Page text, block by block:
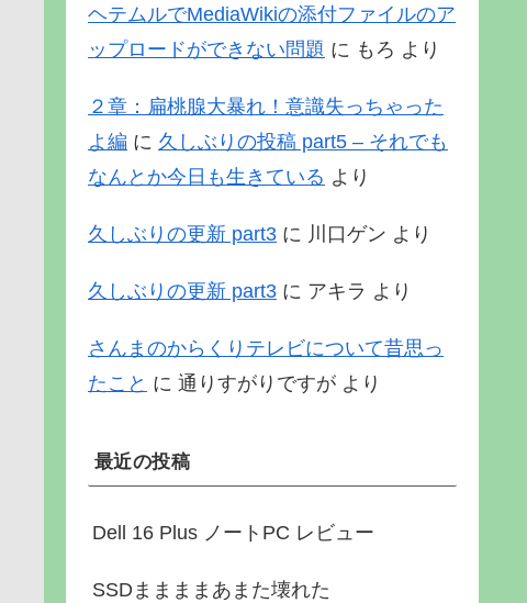
ヘテムルでMediaWikiの添付ファイルのア
ップロードができない問題 に もろ より
２章：扁桃腺大暴れ！意識失っちゃった
よ編 に 久しぶりの投稿 part5 – それでも
なんとか今日も生きている より
久しぶりの更新 part3 に 川口ゲン より
久しぶりの更新 part3 に アキラ より
さんまのからくりテレビについて昔思っ
たこと に 通りすがりですが より
最近の投稿
Dell 16 Plus ノートPC レビュー
SSDままままあまた壊れた